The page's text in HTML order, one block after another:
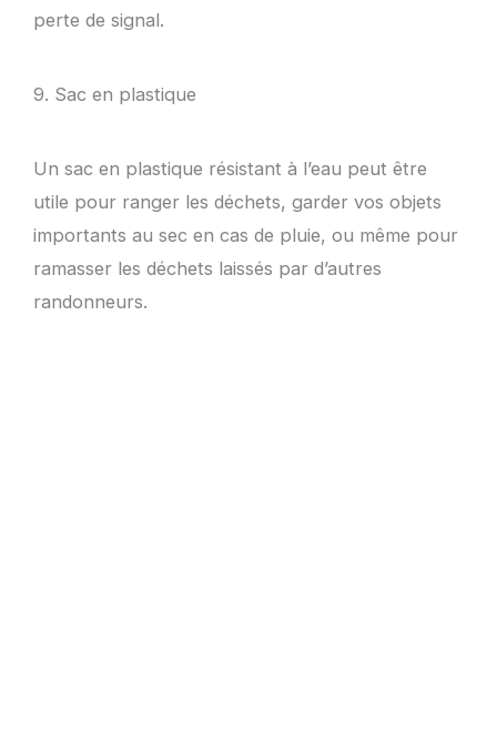
perte de signal.
9. Sac en plastique
Un sac en plastique résistant à l’eau peut être
utile pour ranger les déchets, garder vos objets
importants au sec en cas de pluie, ou même pour
ramasser les déchets laissés par d’autres
randonneurs.